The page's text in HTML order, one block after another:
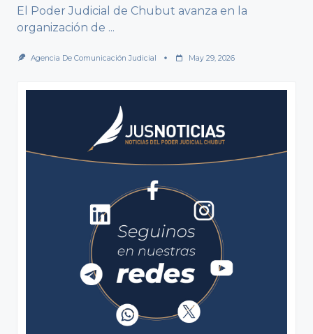
El Poder Judicial de Chubut avanza en la
organización de ...
Agencia De Comunicación Judicial May 29, 2026